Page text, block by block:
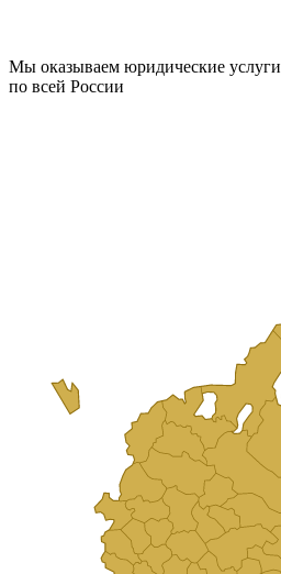
Мы оказываем юридические услуги
по всей России